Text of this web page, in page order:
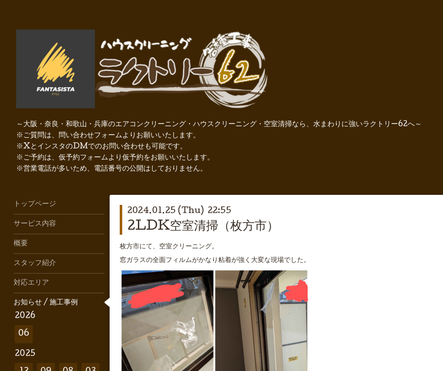
～大阪・奈良・和歌山・兵庫のエアコンクリーニング・ハウスクリーニング・空室清掃なら、水まわりに強いラクトリー62へ～
※ご質問は、問い合わせフォームよりお願いいたします。
※XとインスタのDMでのお問い合わせも可能です。
※ご予約は、仮予約フォームより仮予約をお願いいたします。
※営業電話が多いため、電話番号の公開はしておりません。
2024.01.25 (Thu) 22:55
2LDK空室清掃（枚方市）
枚方市にて、空室クリーニング。
窓ガラスの全面フィルムがかなり粘着が強く大変な現場でした。
トップページ
サービス内容
概要
スタッフ紹介
対応エリア
お知らせ / 施工事例
2026
06
2025